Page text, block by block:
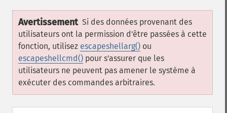
Avertissement Si des données provenant des
utilisateurs ont la permission d'être passées à cette
fonction, utilisez escapeshellarg() ou
escapeshellcmd() pour s'assurer que les
utilisateurs ne peuvent pas amener le système à
exécuter des commandes arbitraires.